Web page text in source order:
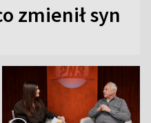
zmienił syn